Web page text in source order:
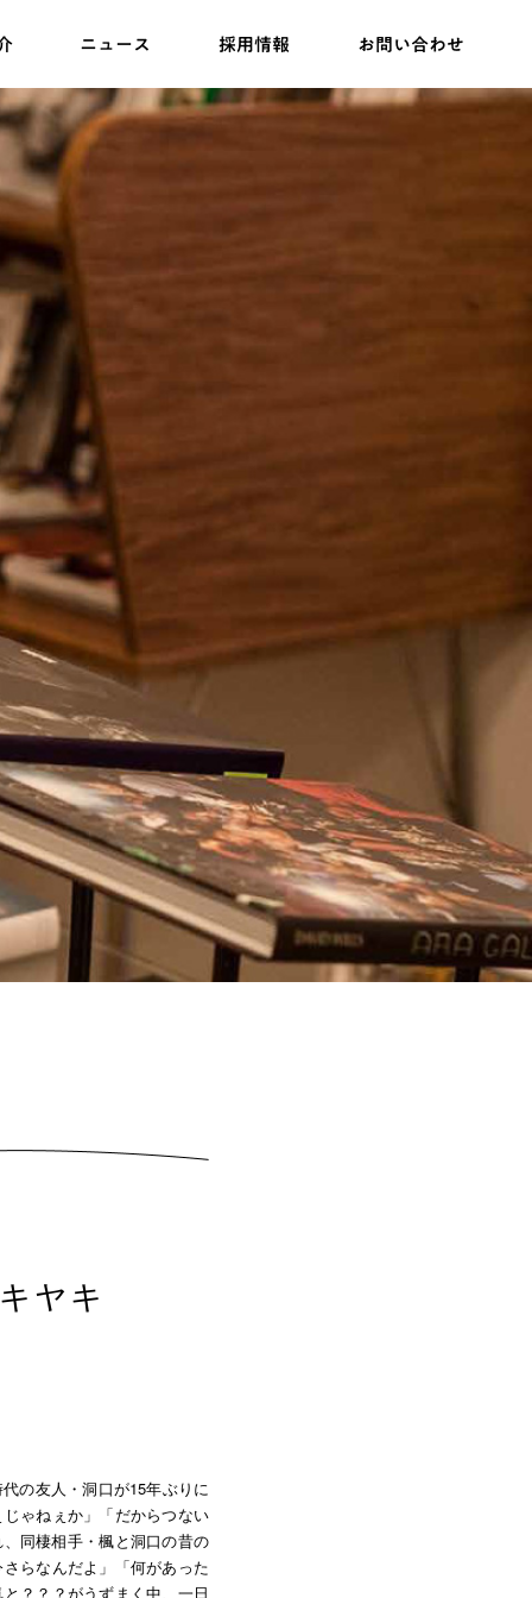
ニュース 採用情報 お問い合わせ
ヤキ
の友人・洞口が15年ぶりに
ゃねぇか」「だからつない
同棲相手・楓と洞口の昔の
らなんだよ」「何があった
？？？がうずまく中、一日